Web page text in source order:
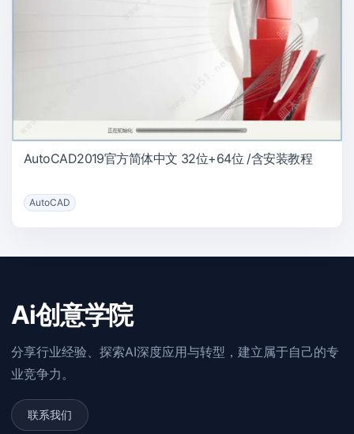
AutoCAD2019官方简体中文 32位+64位 /含安装教程
AutoCAD
Ai创意学院
分享行业经验、探索AI深度应用与转型，建立属于自己的专
业竞争力。
联系我们